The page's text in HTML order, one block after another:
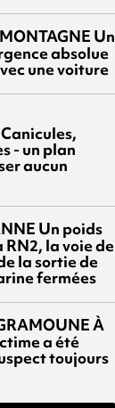
Un
absolue
une voiture
Canicules,
- un plan
aucun
Un poids
RN2, la voie de
la sortie de
fermées
À
a été
toujours